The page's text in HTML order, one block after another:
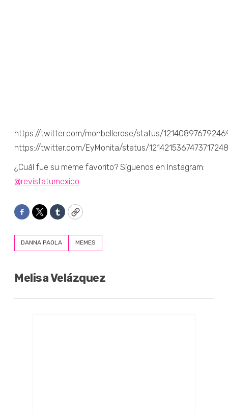
https://twitter.com/monbellerose/status/
https://twitter.com/EyMonita/status/1214215367473717248
¿Cuál fue su meme favorito? Síguenos en Instagram:
@revistatumexico
Facebook
TwitterTumblrCopy
DANNA PAOLA MEMES
Melisa Velázquez